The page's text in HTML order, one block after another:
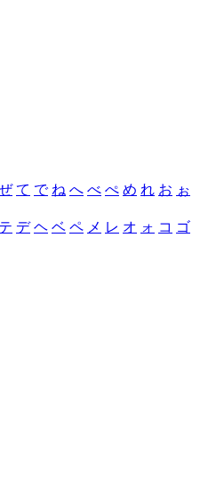
て で ね へ べ ぺ め れ お ぉ
テ デ ヘ ベ ペ メ レ オ ォ コ ゴ